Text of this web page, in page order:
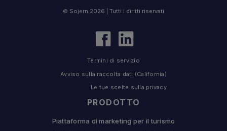
PRODOTTO
Piattaforma di marketing per il turismo
© Sojern 2026 | Tutti i diritti riservati
Termini di servizio
Avviso sulla raccolta dati (California)
Le tue scelte sulla privacy